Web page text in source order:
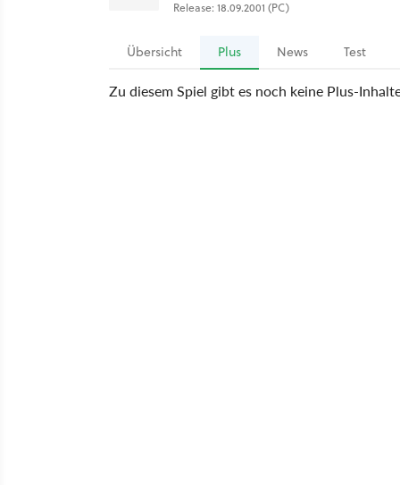
Release: 18.09.2001 (PC)
Übersicht Plus News Test
Zu diesem Spiel gibt es noch keine Plus-